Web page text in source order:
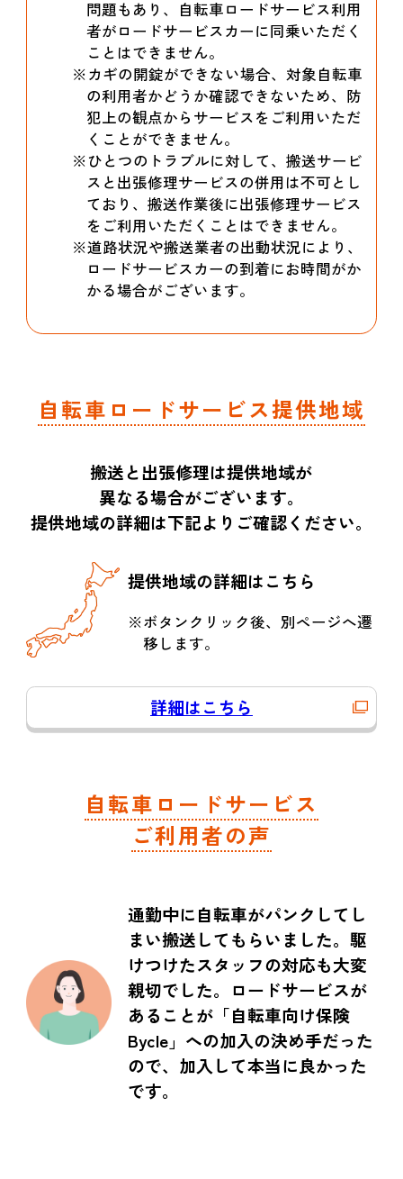
問題もあり、自転車ロードサービス利用
者がロードサービスカーに同乗いただく
ことはできません。
※カギの開錠ができない場合、対象自転車
の利用者かどうか確認できないため、防
犯上の観点からサービスをご利用いただ
くことができません。
※ひとつのトラブルに対して、搬送サービ
スと出張修理サービスの併用は不可とし
ており、搬送作業後に出張修理サービス
をご利用いただくことはできません。
※道路状況や搬送業者の出動状況により、
ロードサービスカーの到着にお時間がか
かる場合がございます。
自転車ロードサービス提供地域
搬送と出張修理は提供地域が
異なる場合がございます。
提供地域の詳細は下記よりご確認ください。
提供地域の詳細はこちら
※ボタンクリック後、別ページへ遷
移します。
詳細はこちら
自転車ロードサービス
ご利用者の声
通勤中に自転車がパンクしてし
まい搬送してもらいました。駆
けつけたスタッフの対応も大変
親切でした。ロードサービスが
あることが「自転車向け保険
Bycle」への加入の決め手だった
ので、加入して本当に良かった
です。